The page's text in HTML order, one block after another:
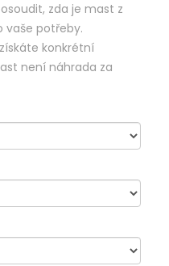
zda je mast z
vaše potřeby.
konkrétní
není náhrada za